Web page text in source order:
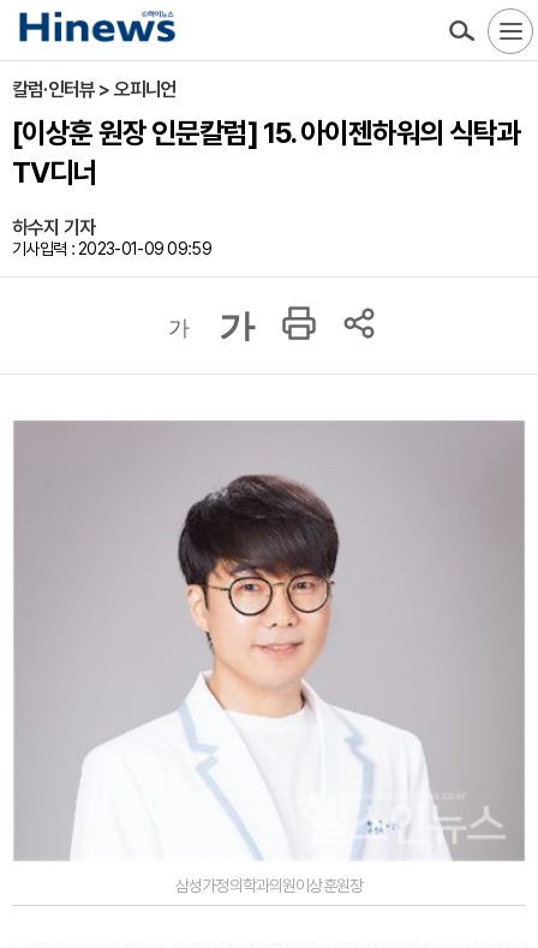
칼럼·인터뷰 > 오피니언
[이상훈 원장 인문칼럼] 15. 아이젠하워의 식탁과
TV디너
하수지 기자
기사입력 : 2023-01-09 09:59
가 가
삼성가정의학과의원이상훈원장